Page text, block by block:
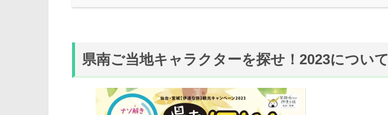
県南ご当地キャラクターを探せ！2023について